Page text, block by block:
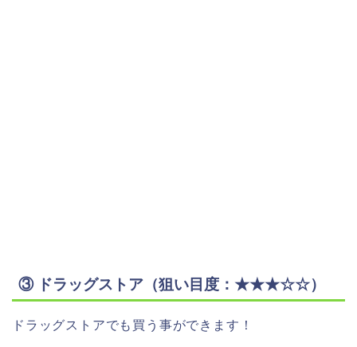
③ ドラッグストア（狙い目度：★★★☆☆）
ドラッグストアでも買う事ができます！